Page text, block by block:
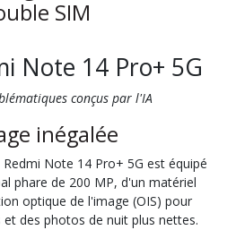
SIM
Note 14 Pro+ 5G
conçus par l'IA
inégalée
Redmi Note 14 Pro+ 5G est équipé
phare de 200 MP, d'un matériel
optique de l'image (OIS) pour
des photos de nuit plus nettes.